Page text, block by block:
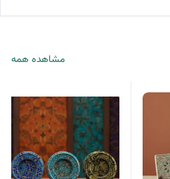
مشاهده همه